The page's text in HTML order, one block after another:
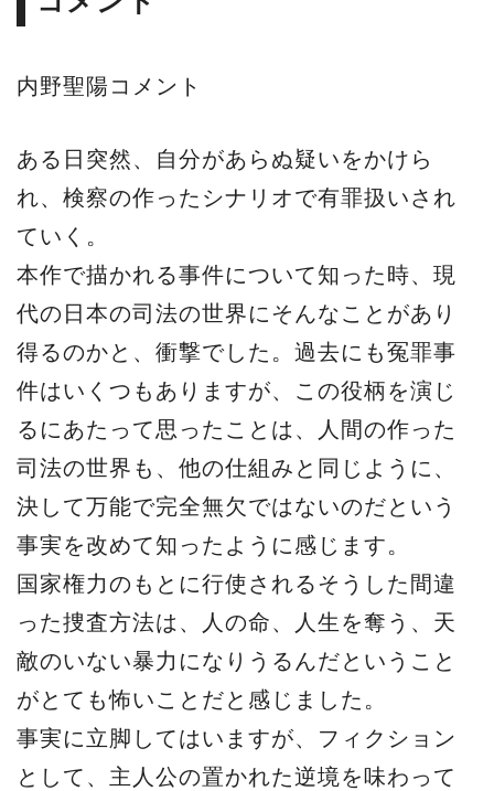
内野聖陽コメント
ある日突然、自分があらぬ疑いをかけら
れ、検察の作ったシナリオで有罪扱いされ
ていく。
本作で描かれる事件について知った時、現
代の日本の司法の世界にそんなことがあり
得るのかと、衝撃でした。過去にも冤罪事
件はいくつもありますが、この役柄を演じ
るにあたって思ったことは、人間の作った
司法の世界も、他の仕組みと同じように、
決して万能で完全無欠ではないのだという
事実を改めて知ったように感じます。
国家権力のもとに行使されるそうした間違
った捜査方法は、人の命、人生を奪う、天
敵のいない暴力になりうるんだということ
がとても怖いことだと感じました。
事実に立脚してはいますが、フィクション
として、主人公の置かれた逆境を味わって